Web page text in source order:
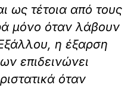
ως τέτοια από τους
μόνο όταν λάβουν
η έξαρση
επιδεινώνει
όταν